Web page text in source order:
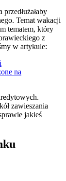
Temat wakacji
tematem, który
z
w artykule:
na
zawieszania
jakieś